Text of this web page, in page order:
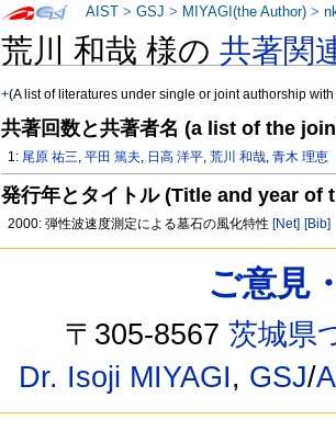
荒川 和哉 様の共著関
+(A list of literatures under single or joint authorship
共著回数と共著者名 (a list of the
1: 尾原 祐三,平田 篤夫, 日高 洋平,荒川 和哉,青木 理恵
発行年とタイトル (Title and year of
2000: 弾性波速度測定による墓石の風化特性 [Net] [Bib]
AIST >GSJ > MIYAGI(the Author) >
ご意見
〒305-8567茨城県
Dr. Isoji MIYAGI, GSJ/